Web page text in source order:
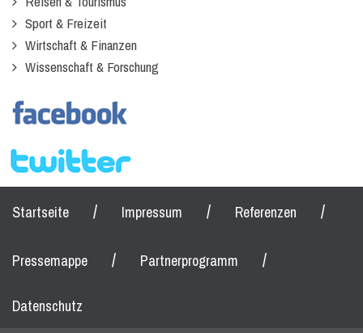
Sport & Freizeit
Wirtschaft & Finanzen
Wissenschaft & Forschung
Startseite / Impressum / Referenzen /
Pressemappe / Partnerprogramm /
Datenschutz